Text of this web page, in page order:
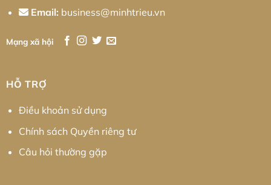
Email: business@minhtrieu.vn
Mạng xã hội
HỖ TRỢ
Điều khoản sử dụng
Chính sách Quyền riêng tư
Câu hỏi thường gặp